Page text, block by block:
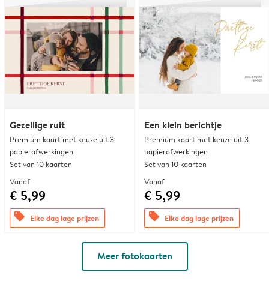
Gezellige ruit
Premium kaart met keuze uit 3
papierafwerkingen
Set van 10 kaarten
Vanaf
€ 5,99
offers Elke dag lage prijzen
Een klein berichtje
Premium kaart met keuze uit 3
papierafwerkingen
Set van 10 kaarten
Vanaf
€ 5,99
offers Elke dag lage prijzen
Meer fotokaarten